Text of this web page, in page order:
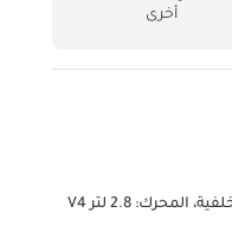
أخرى
*شاحنة تويوتا هيلوكس* نصف كوبية قيادة باليد اليمنى سنة: *2023* -تشغيل بالمفتاح، -مقاعد أصلية، -نوافذ كهربائية، -ABS، -كاميرا الرؤية الخلفية، المحرك: 2.8 لتر V4